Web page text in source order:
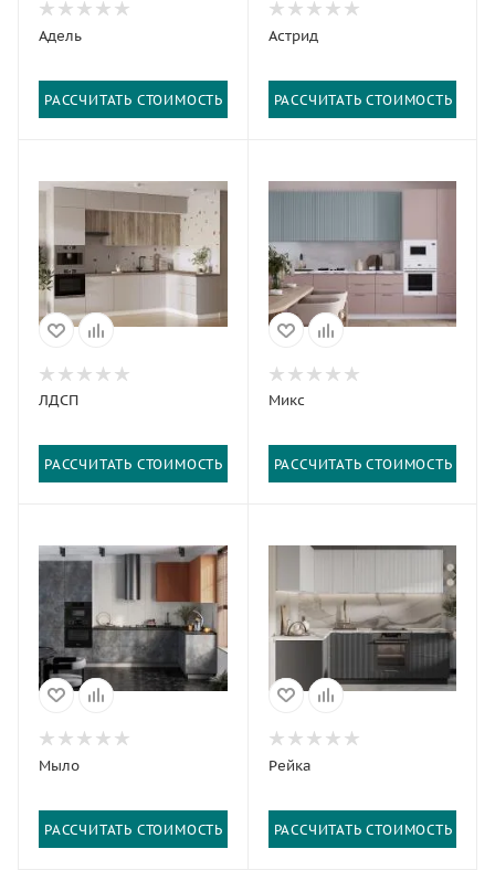
Адель
РАССЧИТАТЬ СТОИМОСТЬ
Астрид
РАССЧИТАТЬ СТОИМОСТЬ
ЛДСП
РАССЧИТАТЬ СТОИМОСТЬ
Микс
РАССЧИТАТЬ СТОИМОСТЬ
Мыло
РАССЧИТАТЬ СТОИМОСТЬ
Рейка
РАССЧИТАТЬ СТОИМОСТЬ